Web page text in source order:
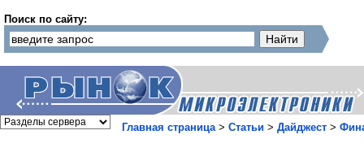
Поиск по сайту:
Главная страница> Статьи > Дайджест >